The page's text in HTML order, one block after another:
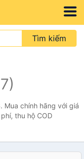
Tìm kiếm
chính hãng với giá
thu hộ COD